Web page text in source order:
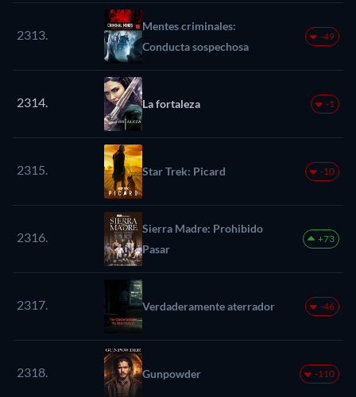
2313.
Mentes criminales:
Conducta sospechosa
-49
2314. La fortaleza -1
2315. Star Trek: Picard -10
2316.
Sierra Madre: Prohibido
Pasar
+73
2317. Verdaderamente aterrador -46
2318. Gunpowder -110